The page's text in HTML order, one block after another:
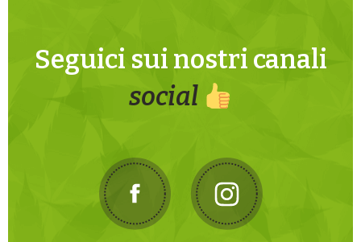
Seguici sui nostri canali
social